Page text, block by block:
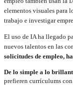
elementos visuales para
trabajo e investigar
El uso de IA ha llegado
nuevos talentos en las
solicitudes de empleo,
De lo simple a lo
prefieren currículums